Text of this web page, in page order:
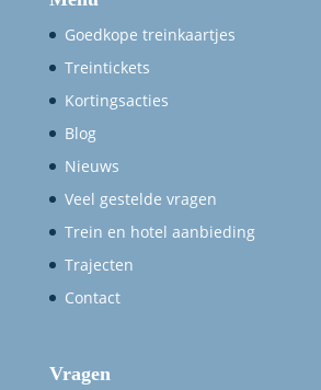
Goedkope treinkaartjes
Treintickets
Kortingsacties
Blog
Nieuws
Veel gestelde vragen
Trein en hotel aanbieding
Trajecten
Contact
Vragen